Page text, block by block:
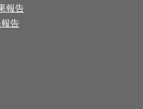
報告
告